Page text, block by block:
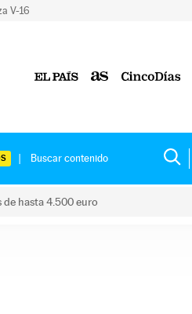
V-16
de hasta 4.500 euro